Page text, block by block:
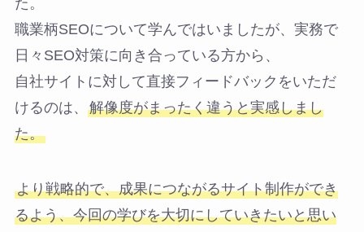
た。
職業柄SEOについて学んではいましたが、実務で
日々SEO対策に向き合っている方から、
自社サイトに対して直接フィードバックをいただ
けるのは、 解像度がまったく違うと実感しまし
た。
より戦略的で、成果につながるサイト制作ができ
るよう、今回の学びを大切にしていきたいと思い